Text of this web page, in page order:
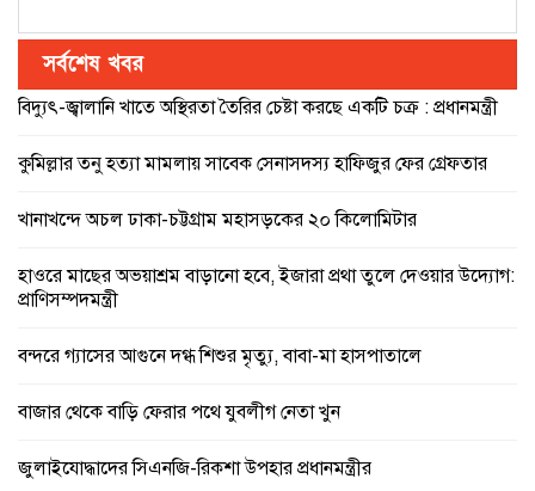
সর্বশেষ খবর
বিদ্যুৎ-জ্বালানি খাতে অস্থিরতা তৈরির চেষ্টা করছে একটি চক্র : প্রধানমন্ত্রী
কুমিল্লার তনু হত্যা মামলায় সাবেক সেনাসদস্য হাফিজুর ফের গ্রেফতার
খানাখন্দে অচল ঢাকা-চট্টগ্রাম মহাসড়কের ২০ কিলোমিটার
হাওরে মাছের অভয়াশ্রম বাড়ানো হবে, ইজারা প্রথা তুলে দেওয়ার উদ্যোগ:
প্রাণিসম্পদমন্ত্রী
বন্দরে গ্যাসের আগুনে দগ্ধ শিশুর মৃত্যু, বাবা-মা হাসপাতালে
বাজার থেকে বাড়ি ফেরার পথে যুবলীগ নেতা খুন
জুলাইযোদ্ধাদের সিএনজি-রিকশা উপহার প্রধানমন্ত্রীর